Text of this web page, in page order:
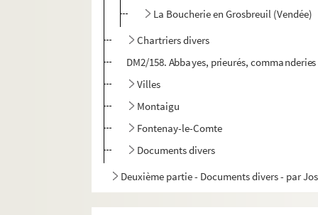
La Boucherie en Grosbreuil (Vendée)
Chartriers divers
DM2/158. Abbayes, prieurés, commanderies
Villes
Montaigu
Fontenay-le-Comte
Documents divers
Deuxième partie - Documents divers - par